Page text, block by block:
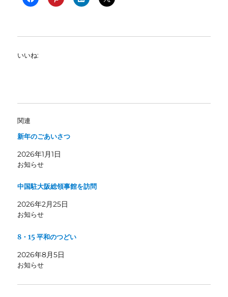
いいね:
関連
新年のごあいさつ
2026年1月1日
お知らせ
中国駐大阪総領事館を訪問
2026年2月25日
お知らせ
8・15 平和のつどい
2026年8月5日
お知らせ